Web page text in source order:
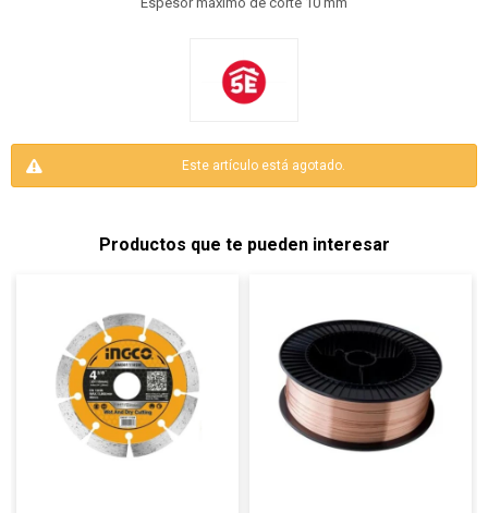
Este artículo está agotado.
Productos que te pueden interesar